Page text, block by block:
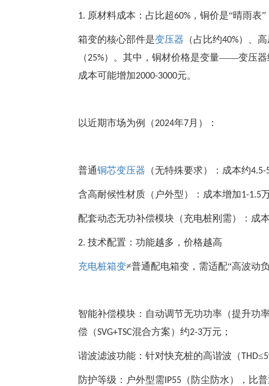
1. 原材料成本：占比超60% ，铜价是“晴雨表”
箱变的核心部件是变压器 （占比约40%）、
（25%）。其中，铜材价格是变量——变压器
成本可能增加2000-3000元。
以近期市场为例（2024年7月）：
普通铜芯变压器 （无特殊要求）：成本约4.5-
含高耐候性材质（户外型）：成本增加1-1.5
配套动态无功补偿模块（充电桩刚需）：成
2. 技术配置：功能越多，价格越高
充电桩箱变≠普通配电箱变，需适配“高波动
智能补偿模块：自动调节无功功率（提升功
偿（SVG+TSC混合方案）约2-3万元；
谐波滤波功能：针对快充桩的高谐波（ THD≤
防护等级：户外型需 IP55 （防尘防水），比